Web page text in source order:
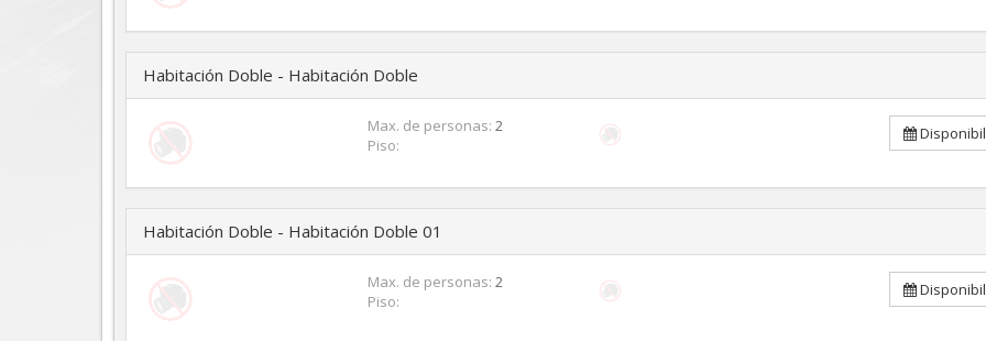
Habitación Doble - Habitación Doble
Max. de personas: 2
Piso:
Habitación Doble - Habitación Doble 01
Max. de personas: 2
Piso: